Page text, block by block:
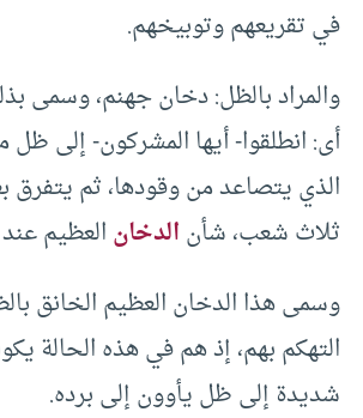
في تقريعهم وتوبيخهم.
والمراد بالظل: دخان جهنم، وسمى
أى: انطلقوا- أيها المشركون- إلى
الذي يتصاعد من وقودها، ثم يتفرق
ثلاث شعب، شأنالدخانالعظيم
وسمى هذا الدخان العظيم الخانق
التهكم بهم، إذ هم في هذه الحالة
شديدة إلى ظل يأوون إلى برده.